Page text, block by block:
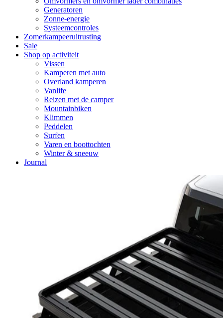
Generatoren
Zonne-energie
Systeemcontroles
Zomerkampeeruitrusting
Sale
Shop op activiteit
Vissen
Kamperen met auto
Overland kamperen
Vanlife
Reizen met de camper
Mountainbiken
Klimmen
Peddelen
Surfen
Varen en boottochten
Winter & sneeuw
Journal